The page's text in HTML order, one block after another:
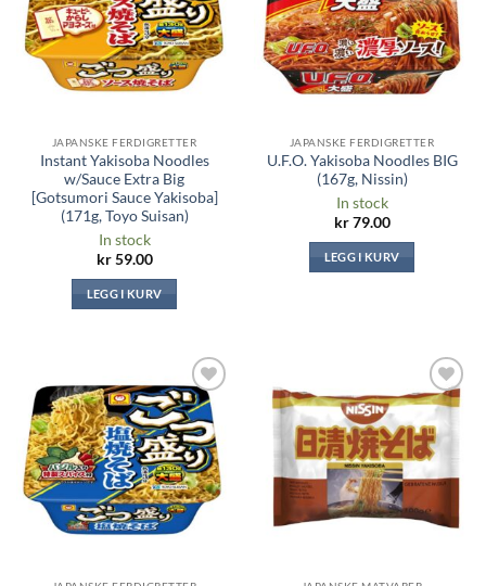
JAPANSKE FERDIGRETTER
Instant Yakisoba Noodles
w/Sauce Extra Big
[Gotsumori Sauce Yakisoba]
(171g, Toyo Suisan)
In stock
kr59.00
LEGG I KURV
JAPANSKE FERDIGRETTER
U.F.O. Yakisoba Noodles BIG
(167g, Nissin)
In stock
kr79.00
LEGG I KURV
Legg til i
ønskeliste
Legg til i
ønskeliste